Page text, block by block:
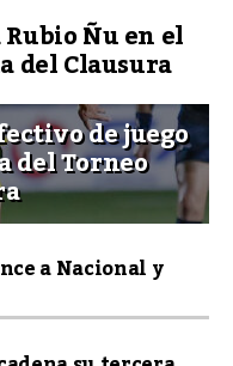
Rubio Ñu en el
del Clausura
de juego
del Torneo
a Nacional y